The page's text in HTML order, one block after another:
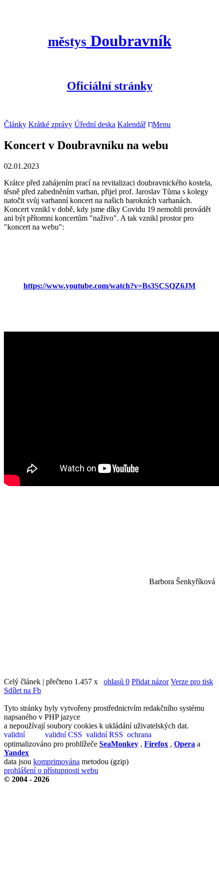
městys Doubravník
Oficiální stránky
Články Krátké zprávy Úřední deska Kalendář Menu
Koncert v Doubravníku na webu
02.01.2023
Krátce před zahájením prací na revitalizaci doubravnického kostela,
těsně před zabedněním varhan, přijel prof. Jaroslav Tůma s kolegy
natočit svůj varhanní koncert na našich barokních varhanách.
Koncert vznikl v době, kdy jsme díky Covidu 19 nemohli provádět
ani být přítomni koncertům "naživo". A tak vznikl prostor pro
"koncert na webu":
https://www.youtube.com/watch?v=Bs3SCSQZ6JM
Barbora Šenkyříková
Celý článek | přečteno 1.457 x ohlasů 0 Přidat názor Verze pro tisk
Sdílet na Fb
Tyto stránky byly vytvořeny prostřednictvím redakčního systému
napsaného v PHP jazyce
a nepoužívají soubory cookies k ukládání uživatelských dat.
optimalizováno pro prohlížeče SeaMonkey , Firefox , Opera a
Yandex
data jsou komprimována metodou (gzip)
prohlášení o přístupnosti webu
© 2004 - 2026